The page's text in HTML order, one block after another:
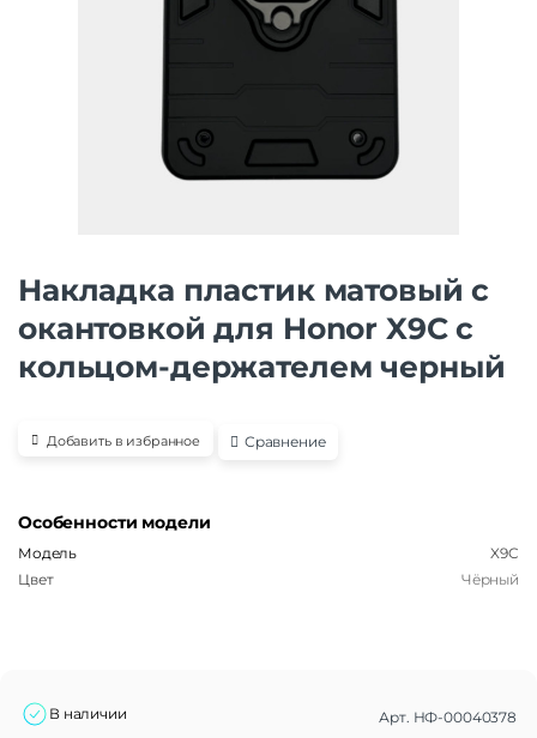
Накладка пластик матовый с
окантовкой для Honor X9C с
кольцом-держателем черный
Добавить в избранное Сравнение
Особенности модели
Модель
X9C
Цвет
Чёрный
В наличии Арт. НФ-00040378